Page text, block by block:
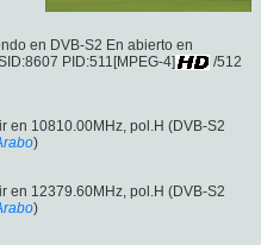
en DVB-S2 En abierto en
PID:511[MPEG-4]
/512
en 10810.00MHz, pol.H (DVB-S2
)
en 12379.60MHz, pol.H (DVB-S2
)